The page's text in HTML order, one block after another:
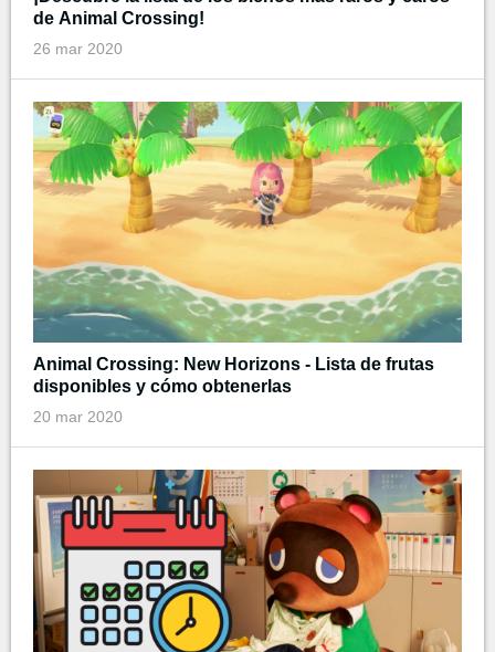
de Animal Crossing!
26 mar 2020
Animal Crossing: New Horizons - Lista de frutas
disponibles y cómo obtenerlas
20 mar 2020